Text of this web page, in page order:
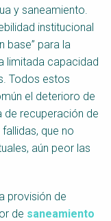
y saneamiento.
institucional
base” para la
limitada capacidad
Todos estos
el deterioro de
de recuperación de
que no
aún peor las
provisión de
de saneamiento